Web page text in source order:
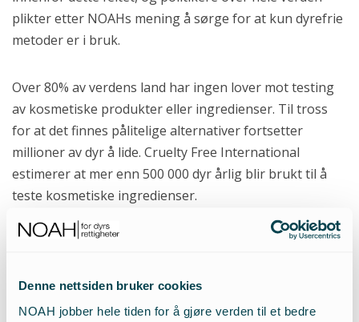
Denne nettsiden bruker cookies
NOAH jobber hele tiden for å gjøre verden til et bedre
plikter etter NOAHs mening å sørge for at kun dyrefrie
metoder er i bruk.
Over 80% av verdens land har ingen lover mot testing
av kosmetiske produkter eller ingredienser. Til tross
for at det finnes pålitelige alternativer fortsetter
millioner av dyr å lide. Cruelty Free International
estimerer at mer enn 500 000 dyr årlig blir brukt til å
teste kosmetiske ingredienser.
Signer kampanjen mor dyretesting på the body shops
The Body Shops nye kampanje, Forever Against Animal